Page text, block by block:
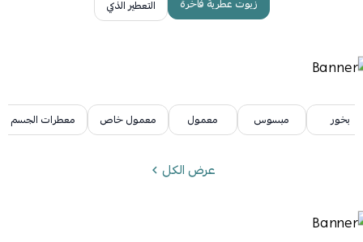
زيوت عطرية فاخرة التعطير الذكي
بخور مبسوس معمول معمول خاص معطرات الجسم
عرض الكل